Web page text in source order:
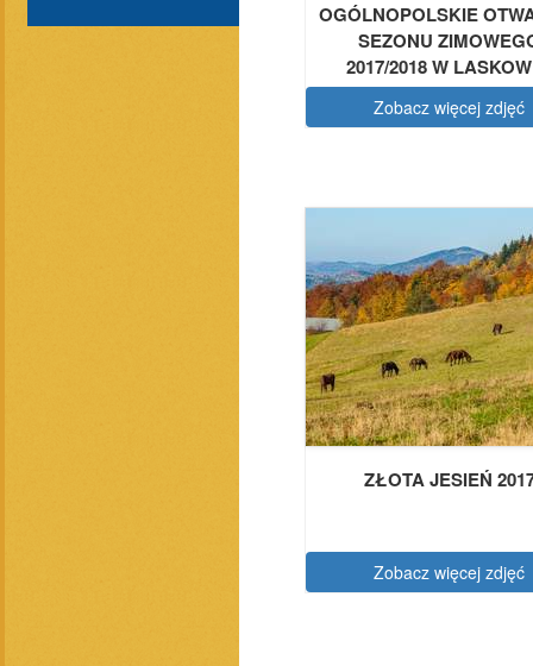
OGÓLNOPOLSKIE
SEZONU
2017/2018 W
Zobacz więcej zdjęć
ZŁOTA JESIEŃ
Zobacz więcej zdjęć